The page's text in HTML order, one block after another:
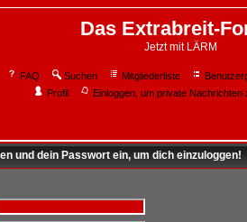
Das Extrabreit-
Jetzt mit LÄRM
FAQ Suchen Mitgliederliste
Profil
Einloggen, um private Nachrichten
und dein Passwort ein, um dich einzuloggen!